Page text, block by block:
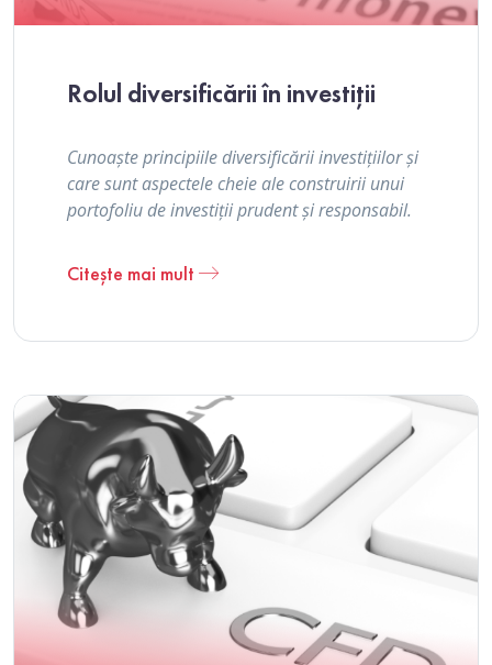
Rolul diversificării în investiții
Cunoaște principiile diversificării investițiilor și
care sunt aspectele cheie ale construirii unui
portofoliu de investiții prudent și responsabil.
Citește mai mult